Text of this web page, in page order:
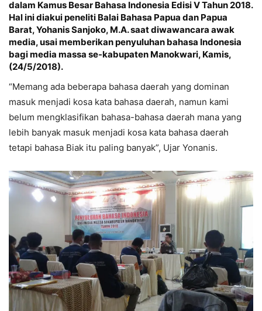
dalam Kamus Besar Bahasa Indonesia Edisi V Tahun 2018.
Hal ini diakui peneliti Balai Bahasa Papua dan Papua
Barat, Yohanis Sanjoko, M.A. saat diwawancara awak
media, usai memberikan penyuluhan bahasa Indonesia
bagi media massa se-kabupaten Manokwari, Kamis,
(24/5/2018).
“Memang ada beberapa bahasa daerah yang dominan
masuk menjadi kosa kata bahasa daerah, namun kami
belum mengklasifikan bahasa-bahasa daerah mana yang
lebih banyak masuk menjadi kosa kata bahasa daerah
tetapi bahasa Biak itu paling banyak”, Ujar Yonanis.